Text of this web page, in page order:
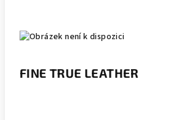
FINE TRUE LEATHER